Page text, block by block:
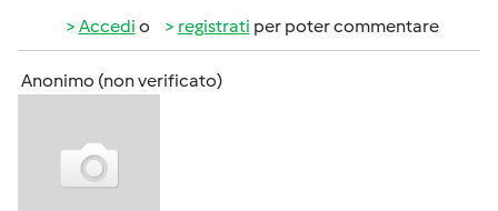
Accedi o registrati per poter commentare
Anonimo (non verificato)